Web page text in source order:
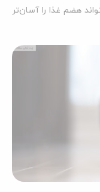
هضم غذا را آسان‌تر